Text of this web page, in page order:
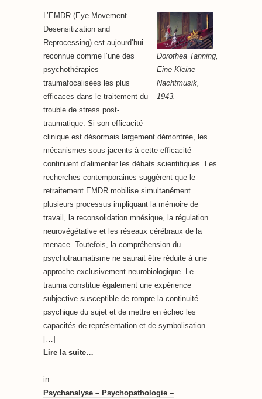
Dorothea Tanning,
Eine Kleine
Nachtmusik,
1943.
L’EMDR (Eye Movement
Desensitization and
Reprocessing) est aujourd’hui
reconnue comme l’une des
psychothérapies
traumafocalisées les plus
efficaces dans le traitement du
trouble de stress post-
traumatique. Si son efficacité
clinique est désormais largement démontrée, les
mécanismes sous-jacents à cette efficacité
continuent d’alimenter les débats scientifiques. Les
recherches contemporaines suggèrent que le
retraitement EMDR mobilise simultanément
plusieurs processus impliquant la mémoire de
travail, la reconsolidation mnésique, la régulation
neurovégétative et les réseaux cérébraux de la
menace. Toutefois, la compréhension du
psychotraumatisme ne saurait être réduite à une
approche exclusivement neurobiologique. Le
trauma constitue également une expérience
subjective susceptible de rompre la continuité
psychique du sujet et de mettre en échec les
capacités de représentation et de symbolisation.
[…]
Lire la suite…
in
Psychanalyse – Psychopathologie –